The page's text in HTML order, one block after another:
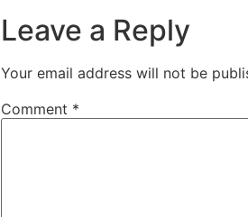
Leave a Reply
Your email address will not be
Comment *